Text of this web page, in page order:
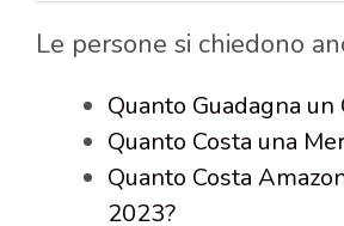
Le persone si chiedono
Quanto Guadagna
Quanto Costa una
Quanto Costa
2023?